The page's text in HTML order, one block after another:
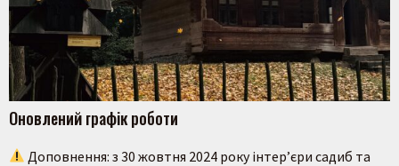
Оновлений графік роботи
Доповнення: з 30 жовтня 2024 року інтер’єри садиб та